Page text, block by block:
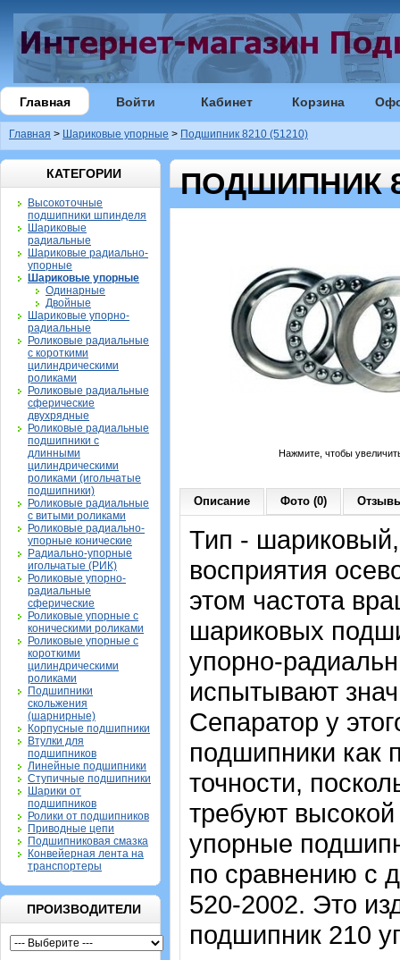
Главная Войти Кабинет Корзина
Главная > Шариковые упорные > Подшипник 8210 (51210)
КАТЕГОРИИ
Высокоточные
подшипники шпинделя
Шариковые
радиальные
Шариковые радиально-
упорные
Шариковые упорные
Одинарные
Двойные
Шариковые упорно-
радиальные
Роликовые радиальные
с короткими
цилиндрическими
роликами
Роликовые радиальные
сферические
двухрядные
Роликовые радиальные
подшипники с
длинными
цилиндрическими
роликами (игольчатые
подшипники)
Роликовые радиальные
с витыми роликами
Роликовые радиально-
упорные конические
Радиально-упорные
игольчатые (РИК)
Роликовые упорно-
радиальные
сферические
Роликовые упорные с
коническими роликами
Роликовые упорные с
короткими
цилиндрическими
роликами
Подшипники
скольжения
(шарнирные)
Корпусные подшипники
Втулки для
подшипников
Линейные подшипники
Ступичные подшипники
Шарики от
подшипников
Ролики от подшипников
Приводные цепи
Подшипниковая смазка
Конвейерная лента на
транспортеры
ПРОИЗВОДИТЕЛИ
ПОДШИПНИК
Нажмите, чтобы
Описание Фото (0)
Тип -
восприятия
этом частота
шариковых
упорно-
испытывают
Сепаратор у
подшипники как
точности,
требуют
упорные
по сравнению с
520-2002. Это
подшипник 210